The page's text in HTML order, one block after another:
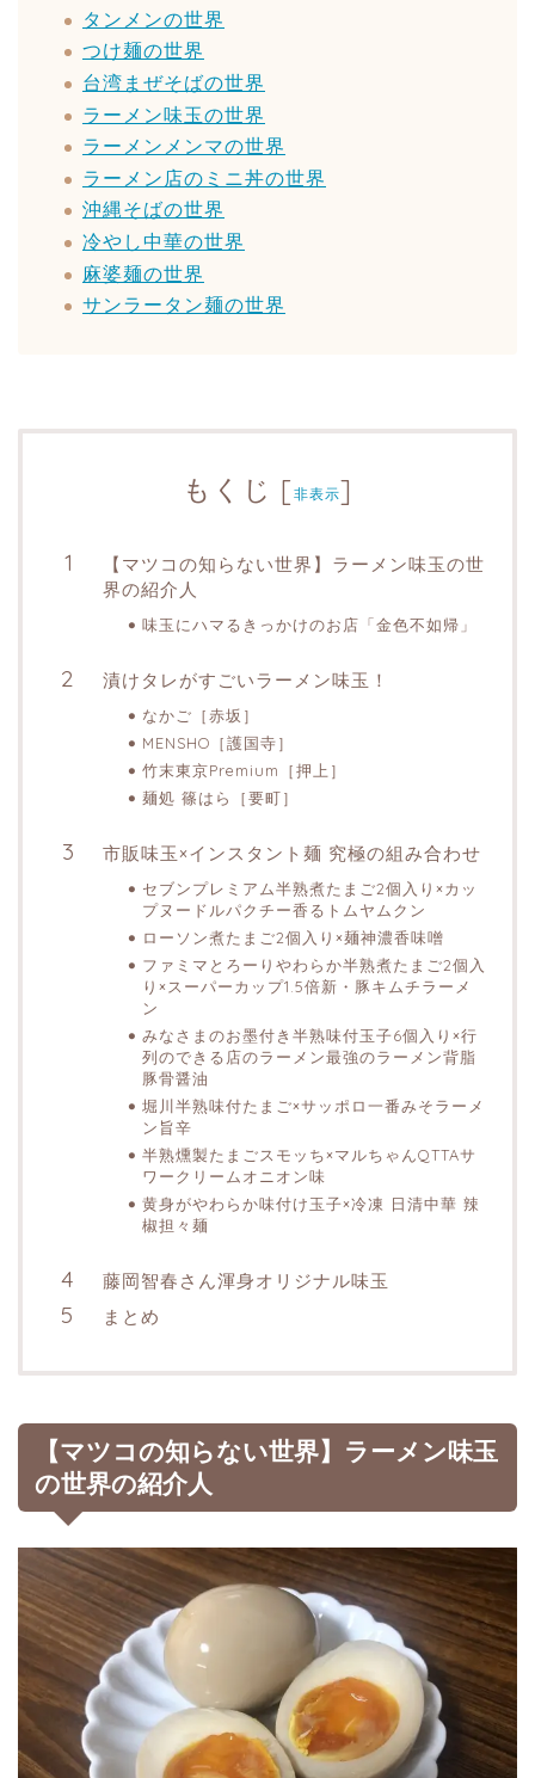
タンメンの世界
つけ麺の世界
台湾まぜそばの世界
ラーメン味玉の世界
ラーメンメンマの世界
ラーメン店のミニ丼の世界
沖縄そばの世界
冷やし中華の世界
麻婆麺の世界
サンラータン麺の世界
もくじ [非表示]
【マツコの知らない世界】ラーメン味玉の世
界の紹介人
味玉にハマるきっかけのお店「金色不如帰」
漬けタレがすごいラーメン味玉！
なかご［赤坂］
MENSHO［護国寺］
竹末東京Premium［押上］
麺処 篠はら［要町］
市販味玉×インスタント麺 究極の組み合わせ
セブンプレミアム半熟煮たまご2個入り×カッ
プヌードルパクチー香るトムヤムクン
ローソン煮たまご2個入り×麺神濃香味噌
ファミマとろーりやわらか半熟煮たまご2個入
り×スーパーカップ1.5倍新・豚キムチラーメ
ン
みなさまのお墨付き半熟味付玉子6個入り×行
列のできる店のラーメン最強のラーメン背脂
豚骨醤油
堀川半熟味付たまご×サッポロ一番みそラーメ
ン旨辛
半熟燻製たまごスモッち×マルちゃんQTTAサ
ワークリームオニオン味
黄身がやわらか味付け玉子×冷凍 日清中華 辣
椒担々麺
藤岡智春さん渾身オリジナル味玉
まとめ
【マツコの知らない世界】ラーメン味玉
の世界の紹介人